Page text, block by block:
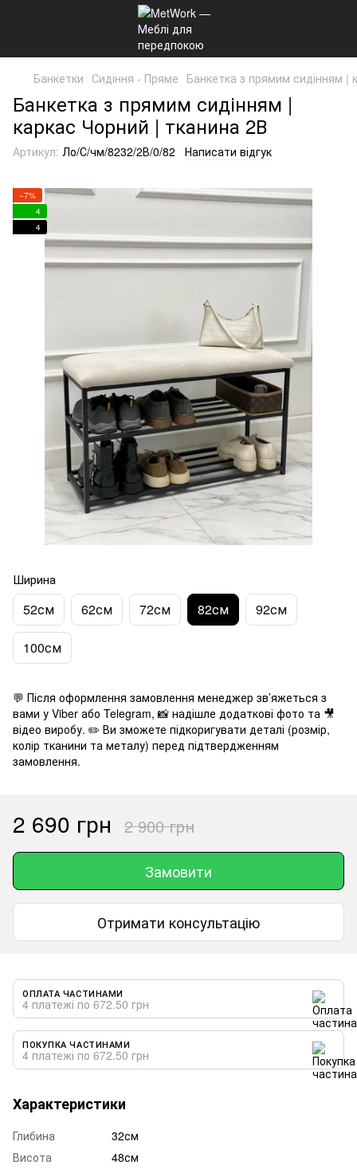
Банкетки Сидіння - Пряме Банкетка з прямим сидінням |
Банкетка з прямим сидінням |
каркас Чорний | тканина 2В
Артикул: Ло/С/чм/8232/2В/0/82 Написати відгук
−7%
4
4
Ширина
52см 62см 72см 82см 92см
100см
💬 Після оформлення замовлення менеджер зв’яжеться з
вами у Viber або Telegram, 📸 надішле додаткові фото та 🎥
відео виробу. ✏️ Ви зможете підкоригувати деталі (розмір,
колір тканини та металу) перед підтвердженням
замовлення.
2 690 грн 2 900 грн
Замовити
Отримати консультацію
ОПЛАТА ЧАСТИНАМИ
4 платежі по 672.50 грн
ПОКУПКА ЧАСТИНАМИ
4 платежі по 672.50 грн
Характеристики
Глибина
32см
Висота
48см